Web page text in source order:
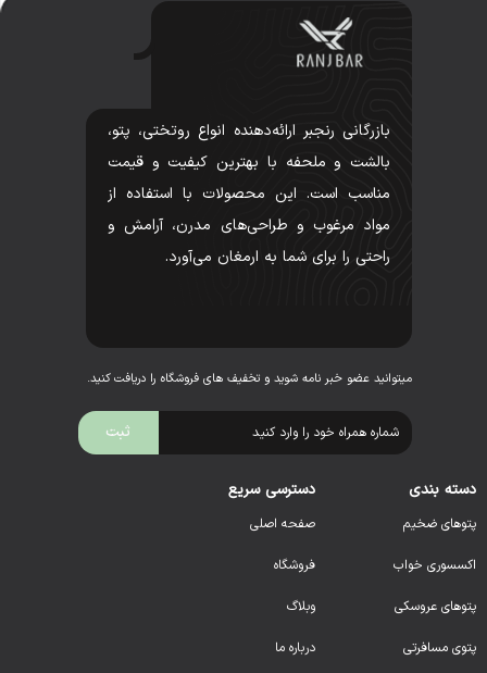
بازرگانی رنجبر ارائه‌دهنده انواع روتختی، پتو،
بالشت و ملحفه با بهترین کیفیت و قیمت
مناسب است. این محصولات با استفاده از
مواد مرغوب و طراحی‌های مدرن، آرامش و
راحتی را برای شما به ارمغان می‌آورد.
میتوانید عضو خبر نامه شوید و تخفیف های فروشگاه را دریافت کنید.
دسته بندی
پتوهای ضخیم
اکسسوری خواب
پتوهای عروسکی
پتوی مسافرتی
دسترسی سریع
صفحه اصلی
فروشگاه
وبلاگ
درباره ما